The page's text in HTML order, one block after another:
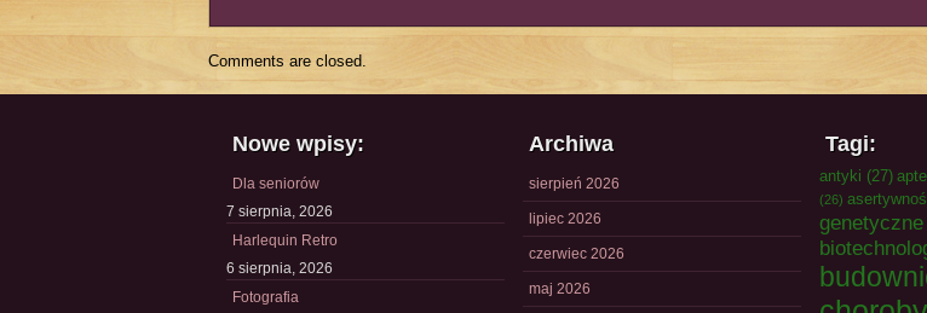
Comments are closed.
Nowe wpisy:
Dla seniorów
7 sierpnia, 2026
Harlequin Retro
6 sierpnia, 2026
Fotografia
Archiwa
sierpień 2026
lipiec 2026
czerwiec 2026
maj 2026
Tagi:
antyki (27)
(26)
genetyczne